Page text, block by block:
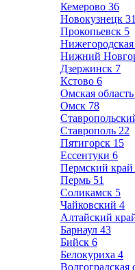
Кемерово 36
Новокузнецк 31
Прокопьевск 5
Нижегородская
Нижний
Дзержинск 7
Кстово 6
Омская область
Омск 78
Ставрополь 22
Пятигорск 15
Ессентуки 6
Пермский край
Пермь 51
Соликамск 5
Чайковский 4
Алтайский
Барнаул 43
Бийск 6
Белокуриха 4
Волгоградская